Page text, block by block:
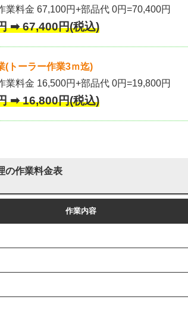
業料金 67,100円+部品代 0円=70,400円
➡ 67,400円(税込)
(トーラー作業3ｍ迄)
業料金 16,500円+部品代 0円=19,800円
➡ 16,800円(税込)
の作業料金表
作業内容